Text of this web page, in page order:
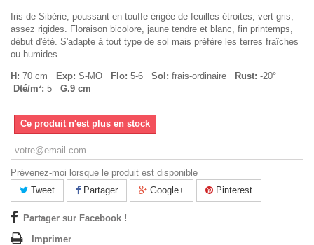
Iris de Sibérie, poussant en touffe érigée de feuilles étroites, vert gris,
assez rigides. Floraison bicolore, jaune tendre et blanc, fin printemps,
début d'été. S'adapte à tout type de sol mais préfère les terres fraîches
ou humides.
H: 70 cm Exp: S-MO Flo: 5-6 Sol: frais-ordinaire Rust: -20°
Dté/m²: 5 G.9 cm
Ce produit n'est plus en stock
Prévenez-moi lorsque le produit est disponible
Tweet
Partager Google+ Pinterest
Partager sur Facebook !
Imprimer